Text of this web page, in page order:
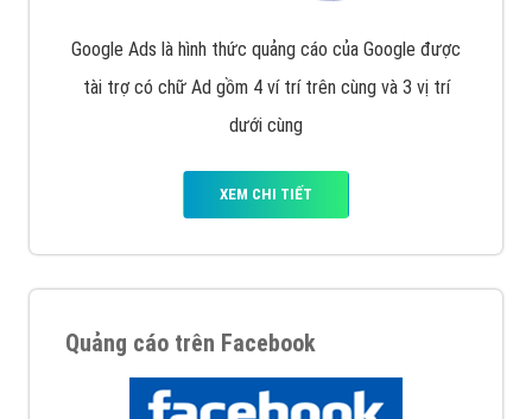
Google Ads là hình thức quảng cáo của Google được
tài trợ có chữ Ad gồm 4 ví trí trên cùng và 3 vị trí
dưới cùng
XEM CHI TIẾT
Quảng cáo trên Facebook